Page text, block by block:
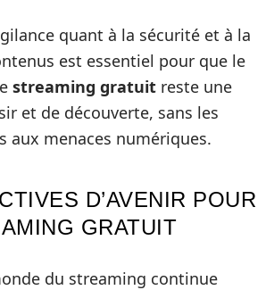
quant à la sécurité et à la
est essentiel pour que le
streaming gratuit reste une
et de découverte, sans les
aux menaces numériques.
D’AVENIR POUR
GRATUIT
du streaming continue